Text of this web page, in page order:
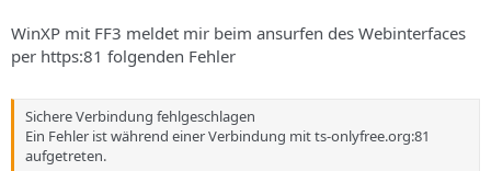
s
T
m
a
s
d
a
m
WinXP mit FF3 meldet mir beim ansurfen des Webinterfaces
per https:81 folgenden Fehler
Sichere Verbindung fehlgeschlagen
Ein Fehler ist während einer Verbindung mit ts-onlyfree.org:81
aufgetreten.